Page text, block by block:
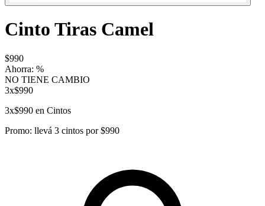
Cinto Tiras Camel
$990
Ahorra: %
NO TIENE CAMBIO
3x$990
3x$990 en Cintos
Promo: llevá 3 cintos por $990